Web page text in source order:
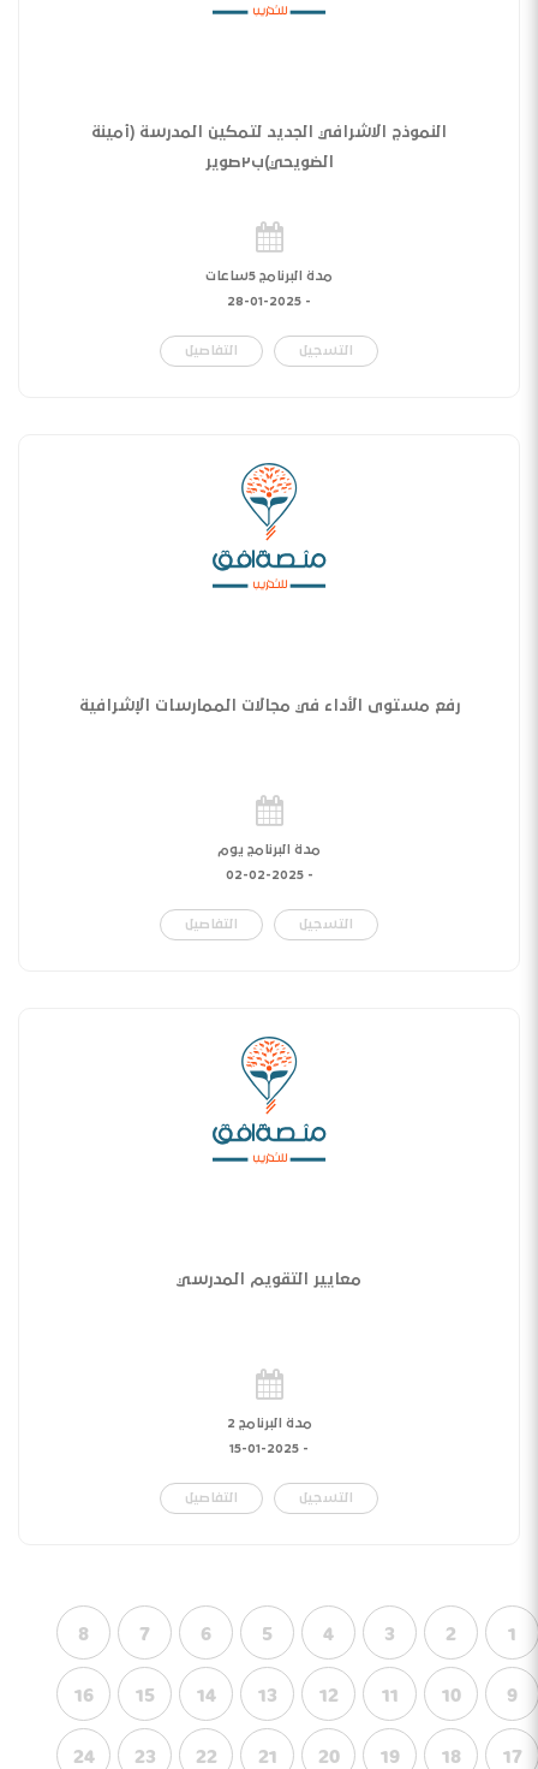
النموذج الاشرافي الجديد لتمكين المدرسة (أمينة
الضويحي)ب٢صوير
مدة البرنامج 5ساعات
-
28-01-2025
التسجيل التفاصيل
رفع مستوى الأداء في مجالات الممارسات الإشرافية
مدة البرنامج يوم
-
02-02-2025
التسجيل التفاصيل
معايير التقويم المدرسي
مدة البرنامج 2
-
15-01-2025
التسجيل التفاصيل
1
2
3
4
5
6
7
8
9
10
11
12
13
14
15
16
17
18
19
20
21
22
23
24